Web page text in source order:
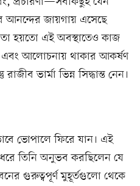
আনন্দের জায়গায় এসেছে
হয়তো এই অবস্থাতেও কাজ
এবং আলোচনায় থাকার আকর্ষণ
ভার্মা ভিন্ন সিদ্ধান্ত নেন।
ভোপালে ফিরে যান। এই
ধরে তিনি অনুভব করছিলেন যে
গুরুত্বপূর্ণ মুহূর্তগুলো থেকে